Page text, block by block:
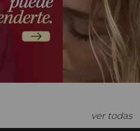
ver todas